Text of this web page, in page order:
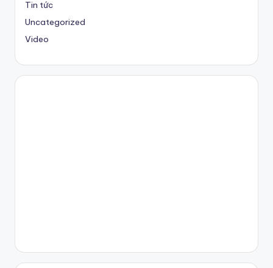
Tin tức
Uncategorized
Video